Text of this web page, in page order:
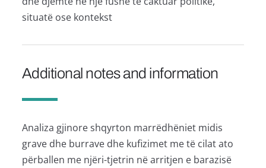
situatë ose kontekst
Additional notes and information
Analiza gjinore shqyrton marrëdhëniet midis
grave dhe burrave dhe kufizimet me të cilat ato
përballen me njëri-tjetrin në arritjen e barazisë